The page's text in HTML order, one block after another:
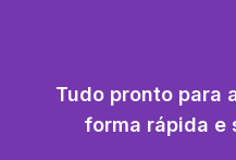
Tudo pronto para
forma rápida e